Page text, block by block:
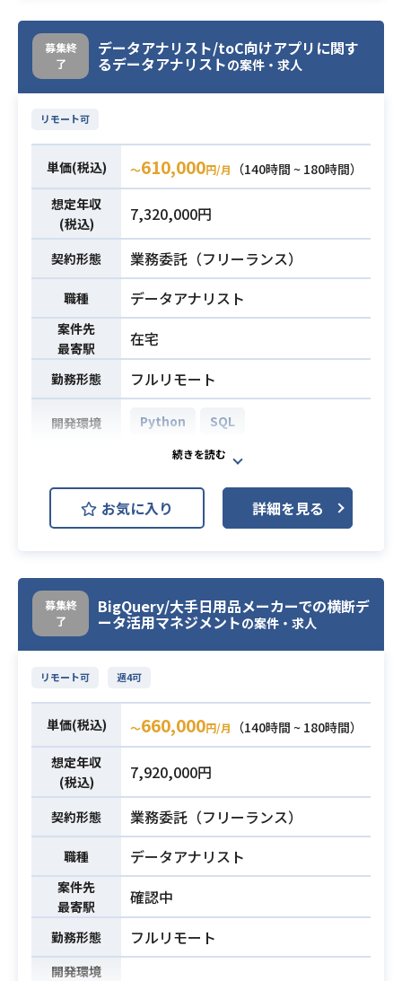
営業、マーケティングの課題特定や
改善策を提案し、
データを通じてサービスをさらにグ
の成長を一緒に推進していただける
ような方を探しております。
0→1、1→10の開発において上流か
ら下流まで幅広くご支援いただける
【お願いしたいこと】
・課題解決
┗課題を抽象的な段階から掘り下
げ、データに基づいた解決策を導き
出します。
・データ分析の設計
・指標の運用
┗目標となるKGIやKPIを設定し、可
視化と運用を行います。
・分析実務
といった一連の作業を行います。
・関係者との連携
たします！
・経営課題への貢献
┗事業責任者に対し、データ活用に
関する施策を提案・実行
・データ活用のための社内教育
・データ基盤の構築・改善
【こんな方におすすめ】
・少数精鋭でモダンな技術に触れた
い方
・長期でのご参画ができる方
・プロダクトの体験を意識しながら
開発を進めて行ける方
・toCサービスに関わりたい方
・高いレベル感の中でプロダクトの
成長を感じながら開発したい方
募集終
了
データアナリスト/toC向けアプリに関す
るデータアナリストの案件・求人
リモート可
単価(税込) 〜610,000円/月
（140時間 ~ 180時間）
想定年収
(税込)
7,320,000円
契約形態 業務委託（フリーランス）
職種 データアナリスト
案件先
最寄駅
在宅
勤務形態 フルリモート
開発環境 Python SQL
業務内容
toC向けアプリに関するデータ分析や
データ基盤の構築を担当いただきま
す。
アプリ改善施策の精度向上に向け
に定量的なサポートを行います。
具体的には、ユーザーのドロップ率
や利用頻度の高い機能の分析などを
行い、サービス全体の状況を可視化
していきます。
築もお任せします。
の現状を把握するためのデータ基盤
整備が重要なミッションとなりま
す。
・データアナリストとしての実務経
験
・Python, SQLによるデータ加工・
可視化スキル
・BIツールを用いたダッシュボード
お気に入り 詳細を見る
募集終
了
BigQuery/大手日用品メーカーでの横断デ
ータ活用マネジメントの案件・求人
リモート可 週4可
単価(税込) 〜660,000円/月
（140時間 ~ 180時間）
想定年収
(税込)
7,920,000円
契約形態 業務委託（フリーランス）
職種 データアナリスト
案件先
最寄駅
確認中
勤務形態 フルリモート
開発環境